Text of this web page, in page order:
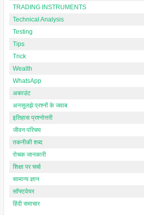
TRADING INSTRUMENTS
Technical Analysis
Testing
Tips
Trick
Wealth
WhatsApp
अकाउंट
अनसुलझे प्रश्नों के जवाब
इतिहास प्रश्नोत्तरी
जीवन परिचय
तकनीकी शब्द
रोचक जानकारी
शिक्षा पर चर्चा
सामान्य ज्ञान
सॉफ्टवेयर
हिंदी समाचार